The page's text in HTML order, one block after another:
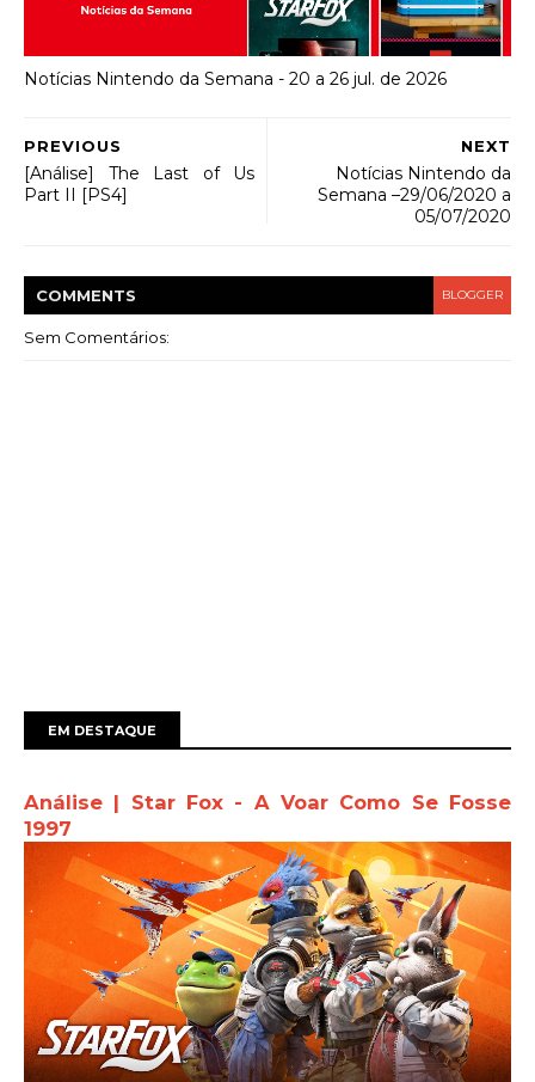
Notícias Nintendo da Semana - 20 a 26 jul. de 2026
NEXT
Notícias Nintendo da
Semana –29/06/2020 a
05/07/2020
PREVIOUS
[Análise] The Last of Us
Part II [PS4]
COMMENTS BLOGGER
Sem Comentários:
EM DESTAQUE
Análise | Star Fox - A Voar Como Se Fosse
1997